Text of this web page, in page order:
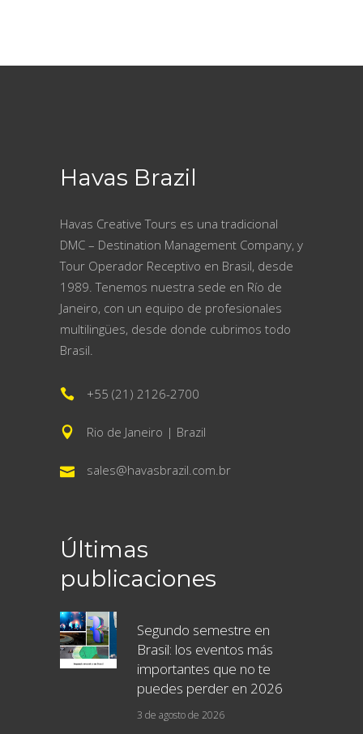
Havas Brazil
Havas Creative Tours es una tradicional
DMC – Destination Management Company, y
Tour Operador Receptivo en Brasil, desde
1989. Tenemos nuestra sede en Río de
Janeiro, con un equipo de profesionales
multilingües, desde donde cubrimos todo
Brasil.
+55 (21) 2126-2700
Rio de Janeiro | Brazil
sales@havasbrazil.com.br
Últimas
publicaciones
Segundo semestre en
Brasil: los eventos más
importantes que no te
puedes perder en 2026
3 de agosto de 2026